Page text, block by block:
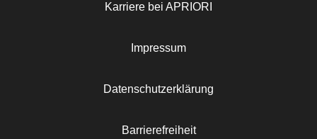
Karriere bei APRIORI
Impressum
Datenschutzerklärung
Barrierefreiheit